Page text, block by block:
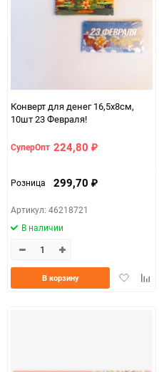
Конверт для денег 16,5x8см,
10шт 23 Февраля!
СуперОпт 224,80 ₽
Розница 299,70 ₽
Артикул: 46218721
В наличии
Добавить
В корзину